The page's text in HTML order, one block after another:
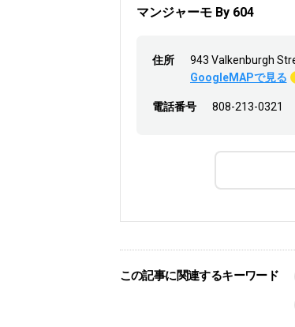
マンジャーモ By 604
住所
943 Valkenburgh
GoogleMAPで見る
電話番号 808-213-0321
この記事に関連するキーワード